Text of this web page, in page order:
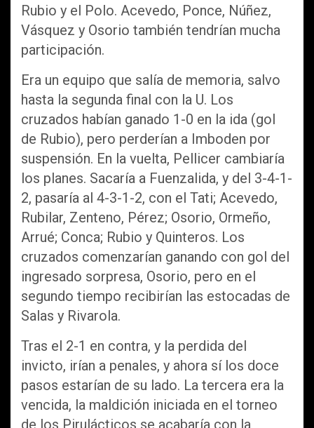
Rubio y el Polo. Acevedo, Ponce, Núñez,
Vásquez y Osorio también tendrían mucha
participación.
Era un equipo que salía de memoria, salvo
hasta la segunda final con la U. Los
cruzados habían ganado 1-0 en la ida (gol
de Rubio), pero perderían a Imboden por
suspensión. En la vuelta, Pellicer cambiaría
los planes. Sacaría a Fuenzalida, y del 3-4-1-
2, pasaría al 4-3-1-2, con el Tati; Acevedo,
Rubilar, Zenteno, Pérez; Osorio, Ormeño,
Arrué; Conca; Rubio y Quinteros. Los
cruzados comenzarían ganando con gol del
ingresado sorpresa, Osorio, pero en el
segundo tiempo recibirían las estocadas de
Salas y Rivarola.
Tras el 2-1 en contra, y la perdida del
invicto, irían a penales, y ahora sí los doce
pasos estarían de su lado. La tercera era la
vencida, la maldición iniciada en el torneo
de los Pirulácticos se acabaría con la